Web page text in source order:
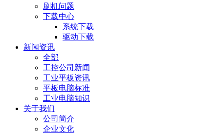
刷机问题
下载中心
系统下载
驱动下载
新闻资讯
全部
工控公司新闻
工业平板资讯
平板电脑标准
工业电脑知识
关于我们
公司简介
企业文化